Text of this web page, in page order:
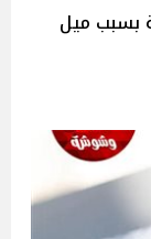
بسبب ميل